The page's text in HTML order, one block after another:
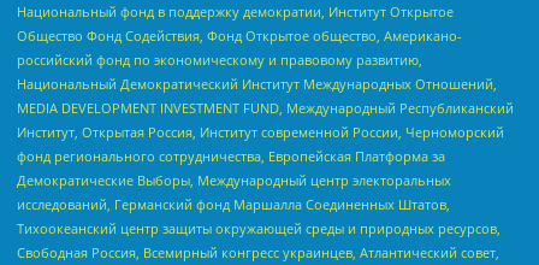
Национальный фонд в поддержку демократии, Институт Открытое
Общество Фонд Содействия, Фонд Открытое общество, Американо-
российский фонд по экономическому и правовому развитию,
Национальный Демократический Институт Международных Отношений,
MEDIA DEVELOPMENT INVESTMENT FUND, Международный Республиканский
Институт, Открытая Россия, Институт современной России, Черноморский
фонд регионального сотрудничества, Европейская Платформа за
Демократические Выборы, Международный центр электоральных
исследований, Германский фонд Маршалла Соединенных Штатов,
Тихоокеанский центр защиты окружающей среды и природных ресурсов,
Свободная Россия, Всемирный конгресс украинцев, Атлантический совет,